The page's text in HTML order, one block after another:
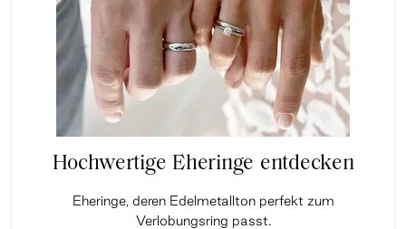
Hochwertige Eheringe entdecken
Eheringe, deren Edelmetallton perfekt zum
Verlobungsring passt.